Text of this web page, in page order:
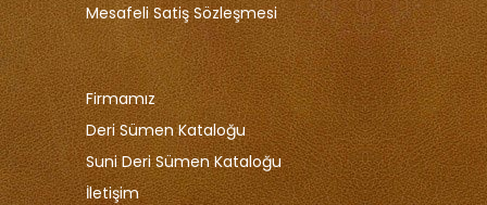
Mesafeli Satiş Sözleşmesi
Firmamız
Deri Sümen Kataloğu
Suni Deri Sümen Kataloğu
İletişim